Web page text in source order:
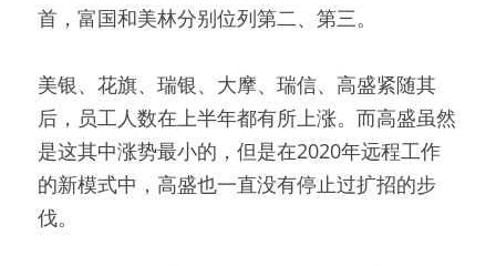
首，富国和美林分别位列第二、第三。
美银、花旗、瑞银、大摩、瑞信、高盛紧随其
后，员工人数在上半年都有所上涨。而高盛虽然
是这其中涨势最小的，但是在2020年远程工作
的新模式中，高盛也一直没有停止过扩招的步
伐。